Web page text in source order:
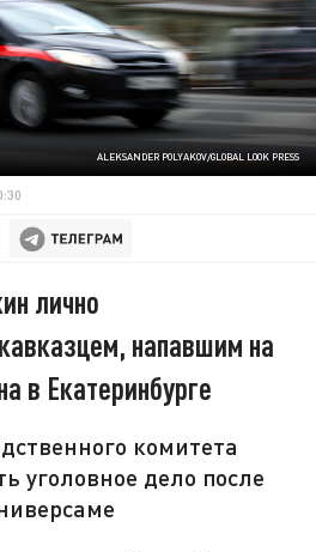
ALEKSANDER POLYAKOV/GLOBAL LOOK PRESS
лично
напавшим на
в Екатеринбурге
комитета
уголовное дело после